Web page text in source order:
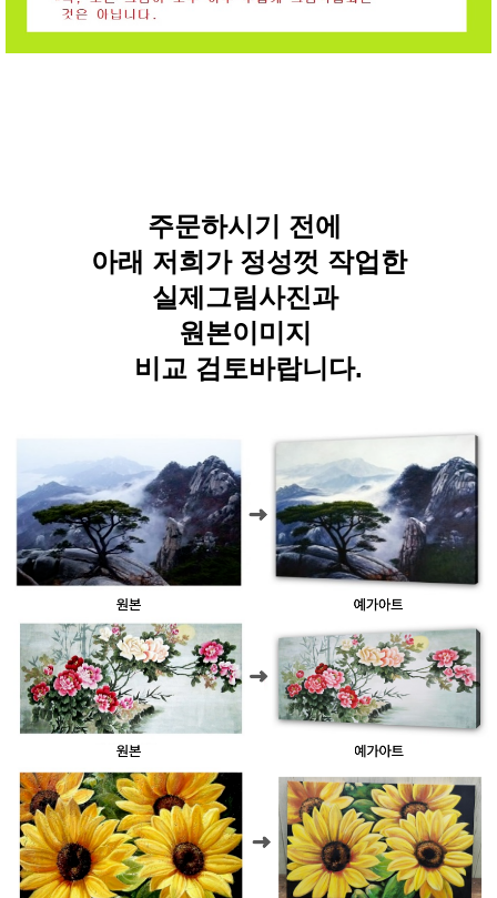
주문하시기 전에
아래 저희가 정성껏 작업한
실제그림사진과
원본이미지
비교 검토바랍니다.